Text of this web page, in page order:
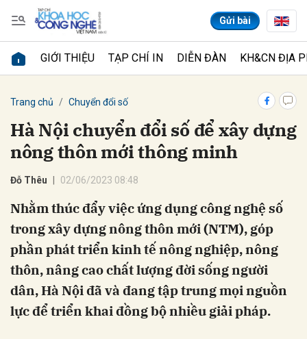
Gửi bài
GIỚI THIỆU TẠP CHÍ IN DIỄN ĐÀN KH&CN ĐỊA
Trang chủ Chuyển đổi số
Hà Nội chuyển đổi số để xây dựng
nông thôn mới thông minh
Đỗ Thêu 02/06/2023 08:48
Nhằm thúc đẩy việc ứng dụng công nghệ số
trong xây dựng nông thôn mới (NTM), góp
phần phát triển kinh tế nông nghiệp, nông
thôn, nâng cao chất lượng đời sống người
dân, Hà Nội đã và đang tập trung mọi nguồn
lực để triển khai đồng bộ nhiều giải pháp.
Gửi bình luận
Hủy Gửi